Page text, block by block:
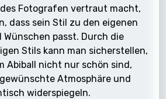
Fotografen vertraut macht,
dass sein Stil zu den eigenen
passt. Durch die
Stils kann man sicherstellen,
Abiball nicht nur schön sind,
Atmosphäre und
widerspiegeln.